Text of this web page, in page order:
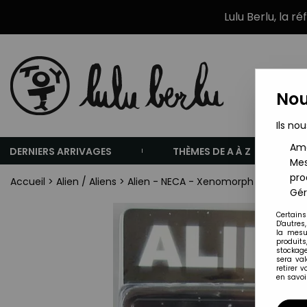
Lulu Berlu, la
DERNIERS ARRIVAGES THÈMES DE A À Z
Accueil > Alien / Aliens > Alien - NECA - Xenomorph
Ils
la
sera
retirer
en